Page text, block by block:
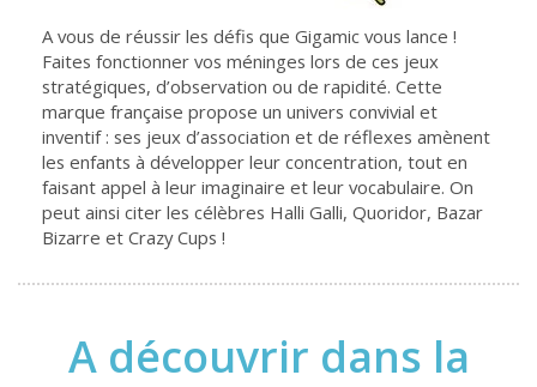
A vous de réussir les défis que Gigamic vous lance !
Faites fonctionner vos méninges lors de ces jeux
stratégiques, d’observation ou de rapidité. Cette
marque française propose un univers convivial et
inventif : ses jeux d’association et de réflexes amènent
les enfants à développer leur concentration, tout en
faisant appel à leur imaginaire et leur vocabulaire. On
peut ainsi citer les célèbres Halli Galli, Quoridor, Bazar
Bizarre et Crazy Cups !
A découvrir dans la